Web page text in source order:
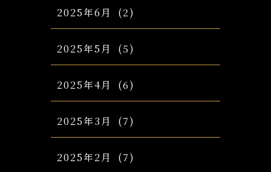
2025年6月 (2)
2025年5月 (5)
2025年4月 (6)
2025年3月 (7)
2025年2月 (7)